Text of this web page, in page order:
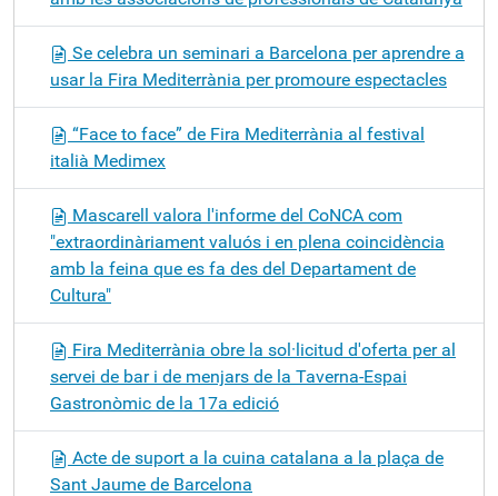
Se celebra un seminari a Barcelona per aprendre a
usar la Fira Mediterrània per promoure espectacles
“Face to face” de Fira Mediterrània al festival
italià Medimex
Mascarell valora l'informe del CoNCA com
"extraordinàriament valuós i en plena coincidència
amb la feina que es fa des del Departament de
Cultura"
Fira Mediterrània obre la sol·licitud d'oferta per al
servei de bar i de menjars de la Taverna-Espai
Gastronòmic de la 17a edició
Acte de suport a la cuina catalana a la plaça de
Sant Jaume de Barcelona